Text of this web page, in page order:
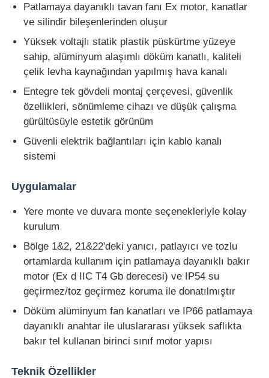
Patlamaya dayanıklı tavan fanı Ex motor, kanatlar
ve silindir bileşenlerinden oluşur
Yüksek voltajlı statik plastik püskürtme yüzeye
sahip, alüminyum alaşımlı döküm kanatlı, kaliteli
çelik levha kaynağından yapılmış hava kanalı
Entegre tek gövdeli montaj çerçevesi, güvenlik
özellikleri, sönümleme cihazı ve düşük çalışma
gürültüsüyle estetik görünüm
Güvenli elektrik bağlantıları için kablo kanalı
sistemi
Uygulamalar
Yere monte ve duvara monte seçenekleriyle kolay
kurulum
Bölge 1&2, 21&22'deki yanıcı, patlayıcı ve tozlu
ortamlarda kullanım için patlamaya dayanıklı bakır
motor (Ex d IIC T4 Gb derecesi) ve IP54 su
geçirmez/toz geçirmez koruma ile donatılmıştır
Döküm alüminyum fan kanatları ve IP66 patlamaya
dayanıklı anahtar ile uluslararası yüksek saflıkta
bakır tel kullanan birinci sınıf motor yapısı
Teknik Özellikler